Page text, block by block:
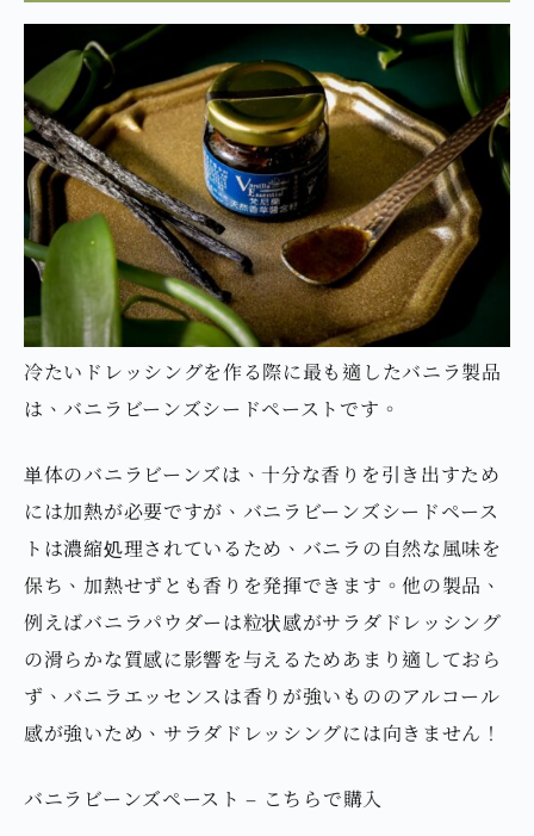
冷たいドレッシングを作る際に最も適したバニラ製品
は、バニラビーンズシードペーストです。
単体のバニラビーンズは、十分な香りを引き出すため
には加熱が必要ですが、バニラビーンズシードペース
トは濃縮処理されているため、バニラの自然な風味を
保ち、加熱せずとも香りを発揮できます。他の製品、
例えばバニラパウダーは粒状感がサラダドレッシング
の滑らかな質感に影響を与えるためあまり適しておら
ず、バニラエッセンスは香りが強いもののアルコール
感が強いため、サラダドレッシングには向きません！
バニラビーンズペースト – こちらで購入